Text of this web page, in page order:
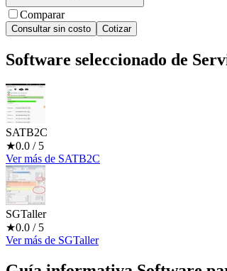
Comparar
Consultar sin costo Cotizar
Software seleccionado de
SATB2C
★0.0 / 5
Ver más de SATB2C
SGTaller
★0.0 / 5
Ver más de SGTaller